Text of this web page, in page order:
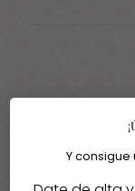
Quizás te
Y consigue